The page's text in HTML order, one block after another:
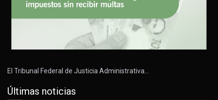
El Tribunal Federal de Justicia Administrativa…
Últimas noticias